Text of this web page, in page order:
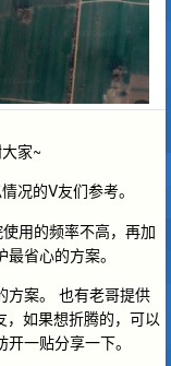
家~
况的V友们参考。
用的频率不高，再加
省心的方案。
方案。 也有老哥提供
如果想折腾的，可以
一贴分享一下。